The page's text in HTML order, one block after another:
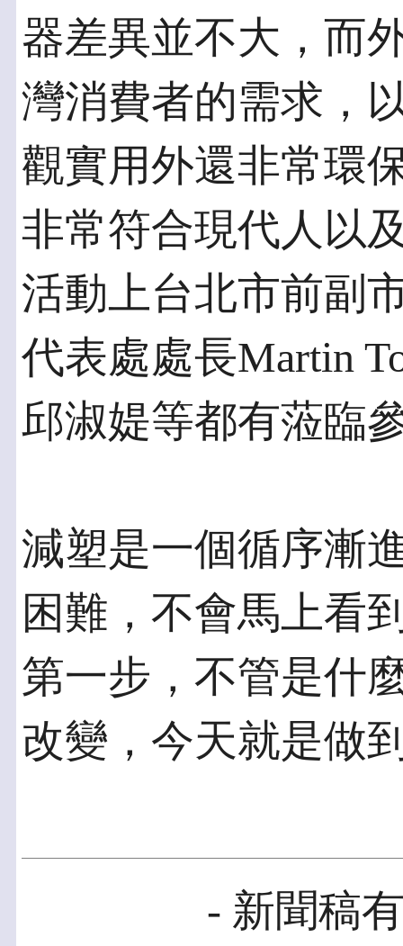
器差異並不大，而
灣消費者的需求，
觀實用外還非常環
非常符合現代人以
活動上台北市前副
代表處處長Martin
邱淑媞等都有蒞臨
減塑是一個循序漸
困難，不會馬上看
第一步，不管是什
改變，今天就是做
- 新聞稿